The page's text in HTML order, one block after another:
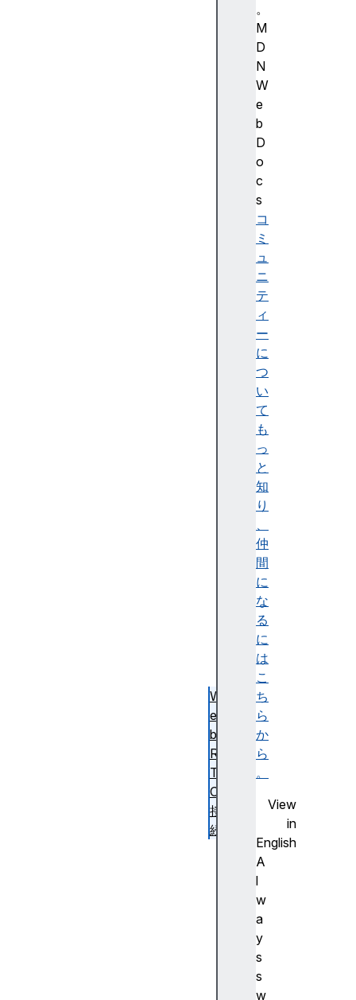
。
M
D
N
W
e
b
D
o
c
s
コ
ミ
ュ
ニ
テ
ィ
ー
に
つ
い
て
も
っ
と
知
り
、
仲
間
に
な
る
に
は
こ
ち
ら
か
ら
。
View
in
English
A
l
w
a
y
s
s
w
W
e
b
R
T
C
接
続